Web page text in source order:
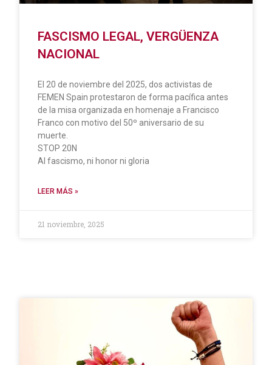
FASCISMO LEGAL, VERGÜENZA
NACIONAL
El 20 de noviembre del 2025, dos activistas de
FEMEN Spain protestaron de forma pacífica antes
de la misa organizada en homenaje a Francisco
Franco con motivo del 50º aniversario de su
muerte.
STOP 20N
Al fascismo, ni honor ni gloria
LEER MÁS »
21 noviembre, 2025